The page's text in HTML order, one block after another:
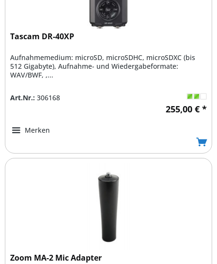
Tascam DR-40XP
Aufnahmemedium: microSD, microSDHC, microSDXC (bis
512 Gigabyte), Aufnahme- und Wiedergabeformate:
WAV/BWF, ,...
Art.Nr.: 306168
255,00 € *
Merken
Zoom MA-2 Mic Adapter